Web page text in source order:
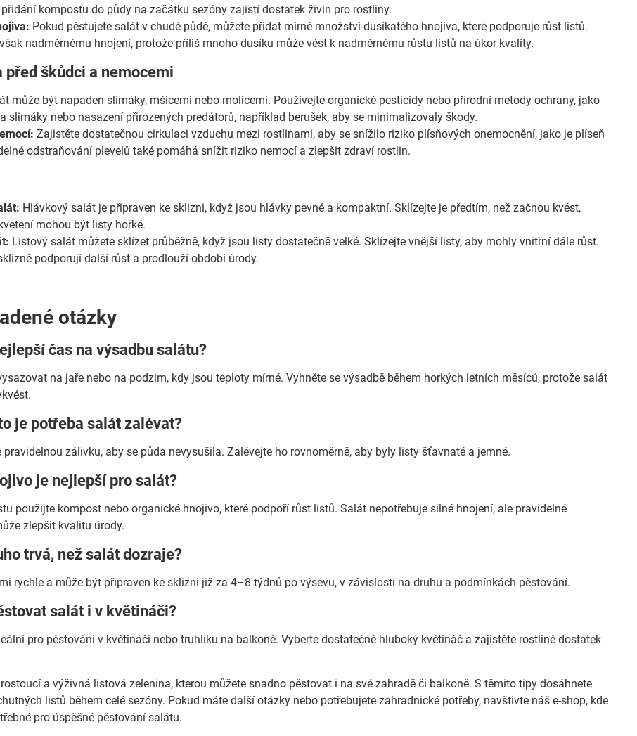
přidání kompostu do půdy na začátku sezóny zajistí dostatek živin pro rostliny.
Pokud pěstujete salát v chudé půdě, můžete přidat mírné množství dusíkatého hnojiva, které podporuje růst listů.
nadměrnému hnojení, protože příliš mnoho dusíku může vést k nadměrnému růstu listů na úkor kvality.
před škůdci a nemocemi
může být napaden slimáky, mšicemi nebo molicemi. Používejte organické pesticidy nebo přírodní metody ochrany, jako
slimáky nebo nasazení přirozených predátorů, například berušek, aby se minimalizovaly škody.
Zajistěte dostatečnou cirkulaci vzduchu mezi rostlinami, aby se snížilo riziko plísňových onemocnění, jako je plíseň
odstraňování plevelů také pomáhá snížit riziko nemocí a zlepšit zdraví rostlin.
Hlávkový salát je připraven ke sklizni, když jsou hlávky pevné a kompaktní. Sklízejte je předtím, než začnou kvést,
mohou být listy hořké.
Listový salát můžete sklízet průběžně, když jsou listy dostatečně velké. Sklízejte vnější listy, aby mohly vnitřní dále růst.
podporují další růst a prodlouží období úrody.
otázky
čas na výsadbu salátu?
na jaře nebo na podzim, kdy jsou teploty mírné. Vyhněte se výsadbě během horkých letních měsíců, protože salát
je potřeba salát zalévat?
zálivku, aby se půda nevysušila. Zalévejte ho rovnoměrně, aby byly listy šťavnaté a jemné.
je nejlepší pro salát?
použijte kompost nebo organické hnojivo, které podpoří růst listů. Salát nepotřebuje silné hnojení, ale pravidelné
zlepšit kvalitu úrody.
trvá, než salát dozraje?
rychle a může být připraven ke sklizni již za 4–8 týdnů po výsevu, v závislosti na druhu a podmínkách pěstování.
salát i v květináči?
pro pěstování v květináči nebo truhlíku na balkoně. Vyberte dostatečně hluboký květináč a zajistěte rostlině dostatek
a výživná listová zelenina, kterou můžete snadno pěstovat i na své zahradě či balkoně. S těmito tipy dosáhnete
listů během celé sezóny. Pokud máte další otázky nebo potřebujete zahradnické potřeby, navštivte náš e-shop, kde
pro úspěšné pěstování salátu.